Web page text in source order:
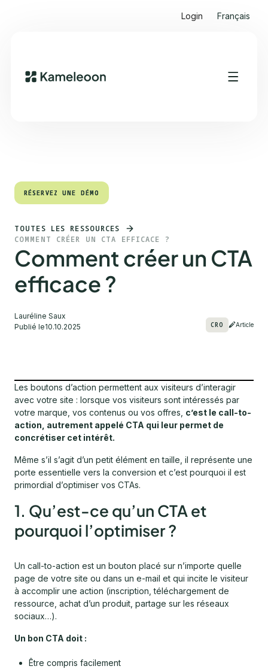
Login Français
Sommaire
RÉSERVEZ UNE DÉMO
RÉSERVEZ UNE DÉMO
TOUTES LES RESSOURCES
COMMENT CRÉER UN CTA EFFICACE ?
Comment créer un CTA
efficace ?
Lauréline Saux
Publié le10.10.2025 CRO Article
Les boutons d’action permettent aux visiteurs d’interagir
avec votre site : lorsque vos visiteurs sont intéressés par
votre marque, vos contenus ou vos offres, c’est le call-to-
action, autrement appelé CTA qui leur permet de
concrétiser cet intérêt.
Même s’il s’agit d’un petit élément en taille, il représente une
porte essentielle vers la conversion et c’est pourquoi il est
primordial d’optimiser vos CTAs.
1. Qu’est-ce qu’un CTA et
pourquoi l’optimiser ?
Un call-to-action est un bouton placé sur n’importe quelle
page de votre site ou dans un e-mail et qui incite le visiteur
à accomplir une action (inscription, téléchargement de
ressource, achat d’un produit, partage sur les réseaux
sociaux…).
Un bon CTA doit :
Être compris facilement